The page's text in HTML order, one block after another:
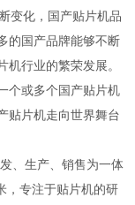
化，国产贴片机品
的国产品牌能够不断
行业的繁荣发展。
个或多个国产贴片机
贴片机走向世界舞台
、生产、销售为一体
，专注于贴片机的研